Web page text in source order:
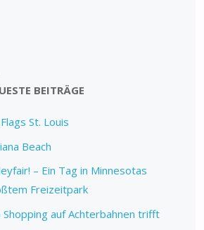
BEITRÄGE
St. Louis
Beach
– Ein Tag in Minnesotas
Freizeitpark
Shopping auf Achterbahnen trifft